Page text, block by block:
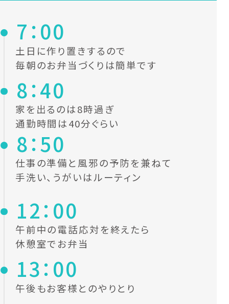
7：00
土日に作り置きするので
毎朝のお弁当づくりは簡単です
8：40
家を出るのは8時過ぎ
通勤時間は40分ぐらい
8：50
仕事の準備と風邪の予防を兼ねて
手洗い、うがいはルーティン
12：00
午前中の電話応対を終えたら
休憩室でお弁当
13：00
午後もお客様とのやりとり